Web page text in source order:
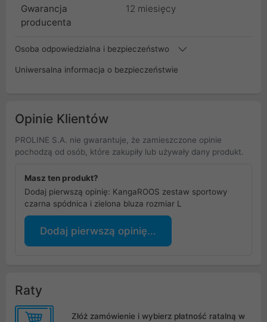
Gwarancja
producenta
12 miesięcy
Osoba odpowiedzialna i bezpieczeństwo
Uniwersalna informacja o bezpieczeństwie
Opinie Klientów
PROLINE S.A. nie gwarantuje, że zamieszczone opinie
pochodzą od osób, które zakupiły lub używały dany produkt.
Masz ten produkt?
Dodaj pierwszą opinię: KangaROOS zestaw sportowy
czarna spódnica i zielona bluza rozmiar L
Dodaj pierwszą opinię...
Raty
Złóż zamówienie i wybierz płatność ratalną w